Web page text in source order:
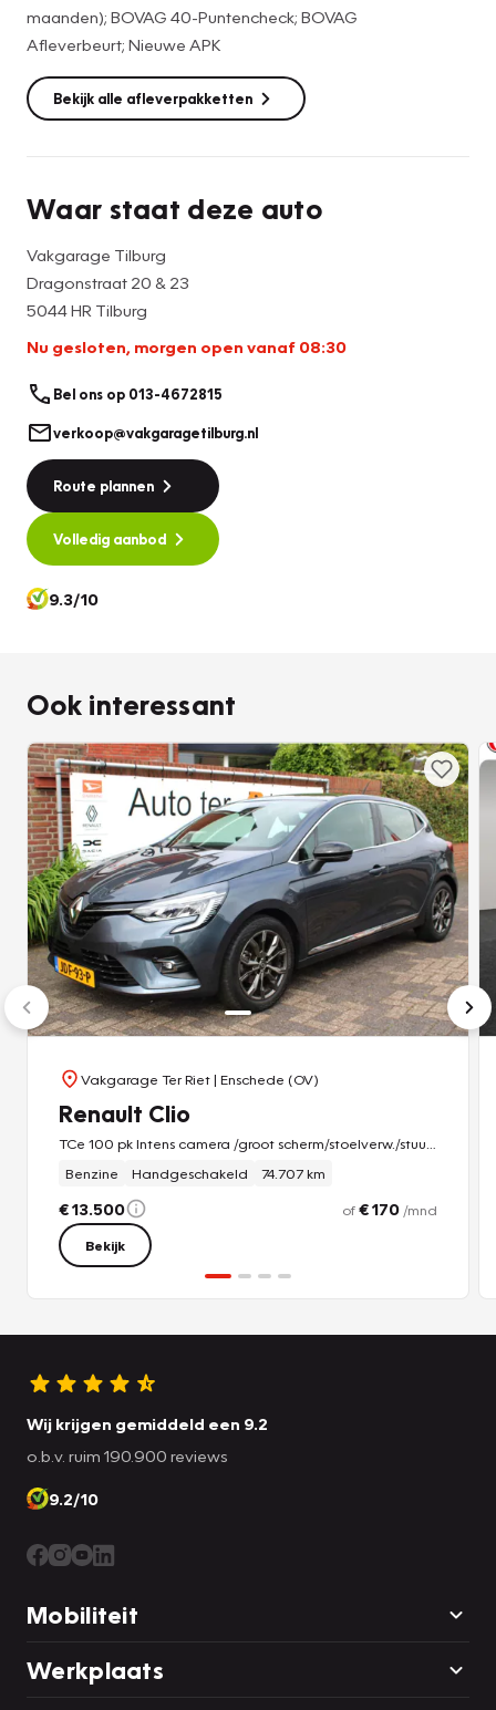
Bekijk voor het volledige aantal foto's van deze Clio onze
website!
maanden); BOVAG 40-Puntencheck; BOVAG
Afleverbeurt; Nieuwe APK
Bekijk alle afleverpakketten
Waar staat deze auto
Vakgarage Tilburg
Dragonstraat 20 & 23
5044 HR Tilburg
Nu gesloten, morgen open vanaf 08:30
Bel ons op 013-4672815
verkoop@vakgaragetilburg.nl
Route plannen
Volledig aanbod
9.3/10
Ook interessant
Vakgarage Ter Riet| Enschede (OV)
Renault Clio
Benzine
Handgeschakeld 74.707 km
€ 13.500 of€ 170 /mnd
Bekijk
Wij krijgen gemiddeld een 9.2
o.b.v. ruim 190.900 reviews
9.2/10
Mobiliteit
Werkplaats